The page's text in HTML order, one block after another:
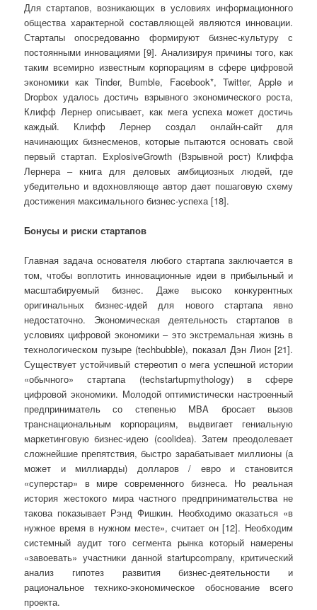
Для стартапов, возникающих в условиях информационного
общества характерной составляющей являются инновации.
Стартапы опосредованно формируют бизнес-культуру с
постоянными инновациями [9]. Анализируя причины того, как
таким всемирно известным корпорациям в сфере цифровой
экономики как Tinder, Bumble, Facebook*, Twitter, Apple и
Dropbox удалось достичь взрывного экономического роста,
Клифф Лернер описывает, как мега успеха может достичь
каждый. Клифф Лернер создал онлайн-сайт для
начинающих бизнесменов, которые пытаются основать свой
первый стартап. ExplosiveGrowth (Взрывной рост) Клиффа
Лернера – книга для деловых амбициозных людей, где
убедительно и вдохновляюще автор дает пошаговую схему
достижения максимального бизнес-успеха [18].
Бонусы и риски стартапов
Главная задача основателя любого стартапа заключается в
том, чтобы воплотить инновационные идеи в прибыльный и
масштабируемый бизнес. Даже высоко конкурентных
оригинальных бизнес-идей для нового стартапа явно
недостаточно. Экономическая деятельность стартапов в
условиях цифровой экономики – это экстремальная жизнь в
технологическом пузыре (techbubble), показал Дэн Лион [21].
Существует устойчивый стереотип о мега успешной истории
«обычного» стартапа (techstartupmythology) в сфере
цифровой экономики. Молодой оптимистически настроенный
предприниматель со степенью MBA бросает вызов
транснациональным корпорациям, выдвигает гениальную
маркетинговую бизнес-идею (coolidea). Затем преодолевает
сложнейшие препятствия, быстро зарабатывает миллионы (а
может и миллиарды) долларов / евро и становится
«суперстар» в мире современного бизнеса. Но реальная
история жестокого мира частного предпринимательства не
такова показывает Рэнд Фишкин. Необходимо оказаться «в
нужное время в нужном месте», считает он [12]. Необходим
системный аудит того сегмента рынка который намерены
«завоевать» участники данной startupcompany, критический
анализ гипотез развития бизнес-деятельности и
рациональное технико-экономическое обоснование всего
проекта.